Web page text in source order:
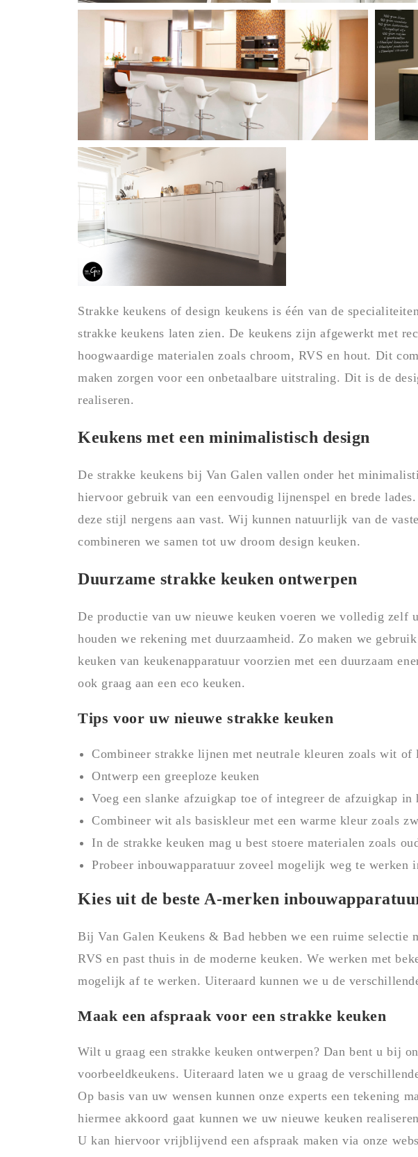
Strakke keukens of design keukens is één van de
strakke keukens laten zien. De keukens zijn afgewerkt met
hoogwaardige materialen zoals chroom, RVS en hout. Dit
maken zorgen voor een onbetaalbare uitstraling. Dit is de
realiseren.
Keukens met een minimalistisch design
De strakke keukens bij Van Galen vallen onder het
hiervoor gebruik van een eenvoudig lijnenspel en brede
deze stijl nergens aan vast. Wij kunnen natuurlijk van de
combineren we samen tot uw droom design keuken.
Duurzame strakke keuken ontwerpen
De productie van uw nieuwe keuken voeren we volledig
houden we rekening met duurzaamheid. Zo maken we
keuken van keukenapparatuur voorzien met een duurzaam
ook graag aan een eco keuken.
Tips voor uw nieuwe strakke keuken
Combineer strakke lijnen met neutrale kleuren zoals wit of
Ontwerp een greeploze keuken
Voeg een slanke afzuigkap toe of integreer de afzuigkap in
Combineer wit als basiskleur met een warme kleur zoals
In de strakke keuken mag u best stoere materialen zoals
Probeer inbouwapparatuur zoveel mogelijk weg te werken
Kies uit de beste A-merken
Bij Van Galen Keukens & Bad hebben we een ruime
RVS en past thuis in de moderne keuken. We werken met
mogelijk af te werken. Uiteraard kunnen we u de
Maak een afspraak voor een strakke keuken
Wilt u graag een strakke keuken ontwerpen? Dan bent u bij
voorbeeldkeukens. Uiteraard laten we u graag de
Op basis van uw wensen kunnen onze experts een tekening
hiermee akkoord gaat kunnen we uw nieuwe keuken
U kan hiervoor vrijblijvend een afspraak maken via onze